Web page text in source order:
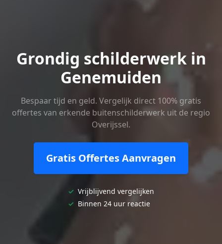
Grondig schilderwerk in
Genemuiden
Bespaar tijd en geld. Vergelijk direct 100% gratis
offertes van erkende buitenschilderwerk uit de regio
Overijssel.
Gratis Offertes Aanvragen
✓ Vrijblijvend vergelijken
✓ Binnen 24 uur reactie